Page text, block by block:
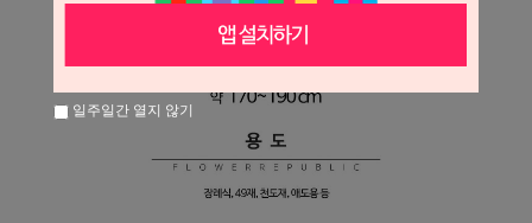
일주일간 열지 않기